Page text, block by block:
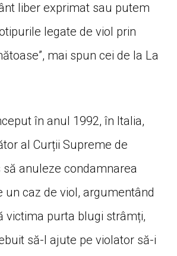
liber exprimat sau putem
legate de viol prin
mai spun cei de la La
în anul 1992, în Italia,
al Curții Supreme de
anuleze condamnarea
un caz de viol, argumentând
victima purta blugi strâmți,
să-l ajute pe violator să-i